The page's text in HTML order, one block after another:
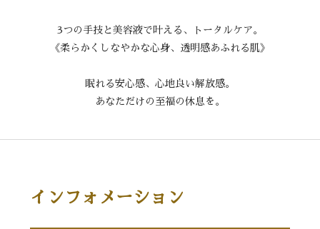
3つの手技と美容液で叶える、トータルケア。
《柔らかくしなやかな心身、透明感あふれる肌》
眠れる安心感、心地良い解放感。
あなただけの至福の休息を。
インフォメーション